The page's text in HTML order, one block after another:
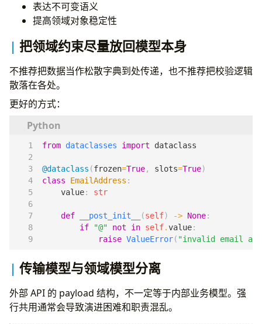
表达不可变语义
提高领域对象稳定性
把领域约束尽量放回模型本身
不推荐把数据当作松散字典到处传递，也不推荐把校验逻辑
散落在各处。
更好的方式：
from dataclasses import dataclass
@dataclass (frozen=True, slots=True)
class
EmailAddress :
value: str
def __post_init__ (self) -> None:
if
"@" not in self.value:
raise ValueError( "invalid email
传输模型与领域模型分离
外部 API 的 payload 结构，不一定等于内部业务模型。强
行共用通常会导致演进困难和职责混乱。